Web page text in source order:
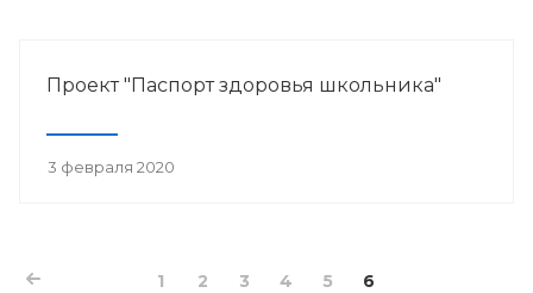
Проект "Паспорт здоровья школьника"
3 февраля 2020
1 2 3 4 5 6